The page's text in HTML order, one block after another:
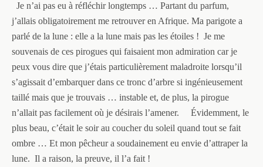
Je n’ai pas eu à réfléchir longtemps … Partant du parfum,
j’allais obligatoirement me retrouver en Afrique. Ma parigote a
parlé de la lune : elle a la lune mais pas les étoiles ! Je me
souvenais de ces pirogues qui faisaient mon admiration car je
peux vous dire que j’étais particulièrement maladroite lorsqu’il
s’agissait d’embarquer dans ce tronc d’arbre si ingénieusement
taillé mais que je trouvais … instable et, de plus, la pirogue
n’allait pas facilement où je désirais l’amener.
Évidemment, le
plus beau, c’était le soir au coucher du soleil quand tout se fait
ombre … Et mon pêcheur a soudainement eu envie d’attraper la
lune. Il a raison, la preuve, il l’a fait !